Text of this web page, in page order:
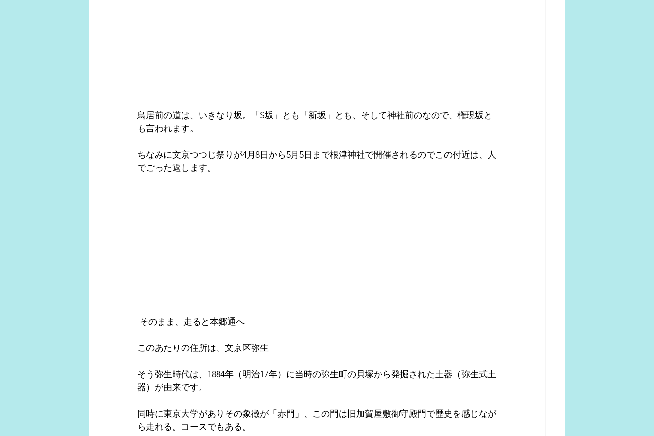
鳥居前の道は、いきなり坂。「S坂」とも「新坂」とも、そして神社前のなので、権現坂と
も言われます。
ちなみに文京つつじ祭りが4月8日から5月5日まで根津神社で開催されるのでこの付近は、人
でごった返します。
そのまま、走ると本郷通へ
このあたりの住所は、文京区弥生
そう弥生時代は、1884年（明治17年）に当時の弥生町の貝塚から発掘された土器（弥生式土
器）が由来です。
同時に東京大学がありその象徴が「赤門」、この門は旧加賀屋敷御守殿門で歴史を感じなが
ら走れる。コースでもある。